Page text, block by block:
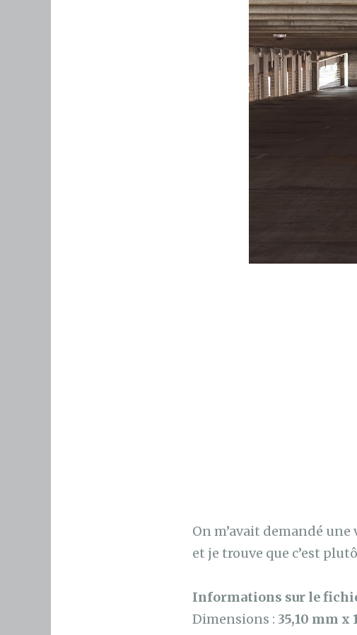
On m’avait demandé
et je trouve que c’est
Informations sur le
Dimensions : 35,10 mm x